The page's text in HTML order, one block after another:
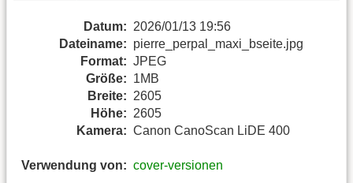
Datum: 2026/01/13 19:56
Dateiname: pierre_perpal_maxi_bseite.jpg
Format: JPEG
Größe: 1MB
Breite: 2605
Höhe: 2605
Kamera: Canon CanoScan LiDE 400
Verwendung von: cover-versionen